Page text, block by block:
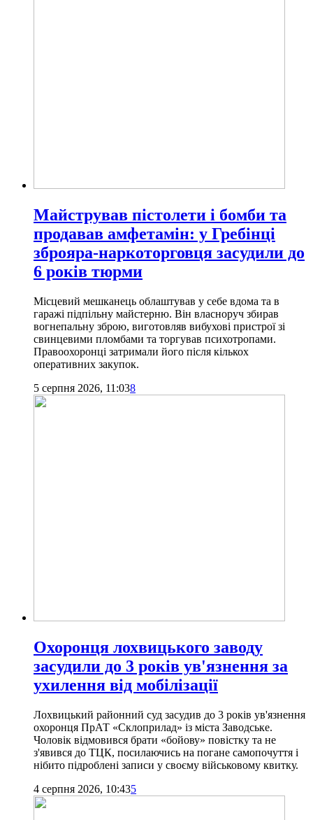
Майстрував пістолети і бомби та
продавав амфетамін: у Гребінці
зброяра-наркоторговця засудили до
6 років тюрми
Місцевий мешканець облаштував у себе вдома та в
гаражі підпільну майстерню. Він власноруч збирав
вогнепальну зброю, виготовляв вибухові пристрої зі
свинцевими пломбами та торгував психотропами.
Правоохоронці затримали його після кількох
оперативних закупок.
5 серпня 2026, 11:038
Охоронця лохвицького заводу
засудили до 3 років ув'язнення за
ухилення від мобілізації
Лохвицький районний суд засудив до 3 років ув'язнення
охоронця ПрАТ «Склоприлад» із міста Заводське.
Чоловік відмовився брати «бойову» повістку та не
з'явився до ТЦК, посилаючись на погане самопочуття і
нібито підроблені записи у своєму військовому квитку.
4 серпня 2026, 10:435